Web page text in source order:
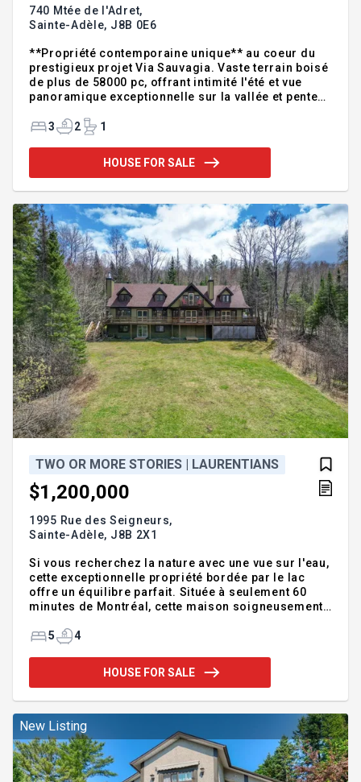
740 Mtée de l'Adret,
Sainte-Adèle, J8B 0E6
**Propriété contemporaine unique** au coeur du
prestigieux projet Via Sauvagia. Vaste terrain boisé
de plus de 58000 pc, offrant intimité l'été et vue
panoramique exceptionnelle sur la vallée et pentes
soigneusement pensées, l'aménagement témoigne
sur 3 niveaux, elle propose des espaces lumineux et
chaleureux avec ses 3 chambres et 2 salles de
l'environnement, tandis qu'un spa de nage offre un
espace de
3 2 1
HOUSE FOR SALE
TWO OR MORE STORIES | LAURENTIANS
$1,200,000
1995 Rue des Seigneurs,
Sainte-Adèle, J8B 2X1
Si vous recherchez la nature avec une vue sur l'eau,
cette exceptionnelle propriété bordée par le lac
offre un équilibre parfait. Située à seulement 60
minutes de Montréal, cette maison soigneusement
lac, d'un quai privé ainsi que d'un accès à un terrain
années, elle propose 5 chambres à coucher, 4
salles de bains, des planchers de bois et de
cuisine spacieuse s'ouvre harmonieusement sur
les espaces de vie et d
5 4
HOUSE FOR SALE
New Listing